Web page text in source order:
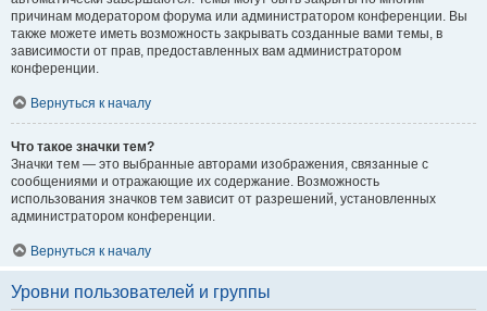
причинам модератором форума или администратором конференции. Вы
также можете иметь возможность закрывать созданные вами темы, в
зависимости от прав, предоставленных вам администратором
конференции.
Вернуться к началу
Что такое значки тем?
Значки тем — это выбранные авторами изображения, связанные с
сообщениями и отражающие их содержание. Возможность
использования значков тем зависит от разрешений, установленных
администратором конференции.
Вернуться к началу
Уровни пользователей и группы